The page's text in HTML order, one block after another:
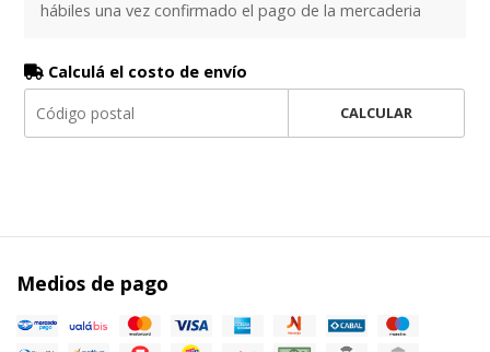
hábiles una vez confirmado el pago de la mercaderia
Calculá el costo de envío
CALCULAR
Medios de pago